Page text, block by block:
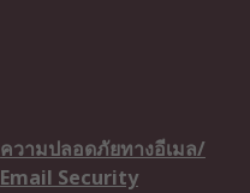
ความปลอดภัยทางอีเมล/
Email Security